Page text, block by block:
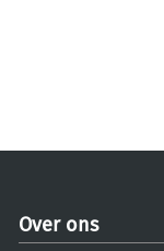
Over ons